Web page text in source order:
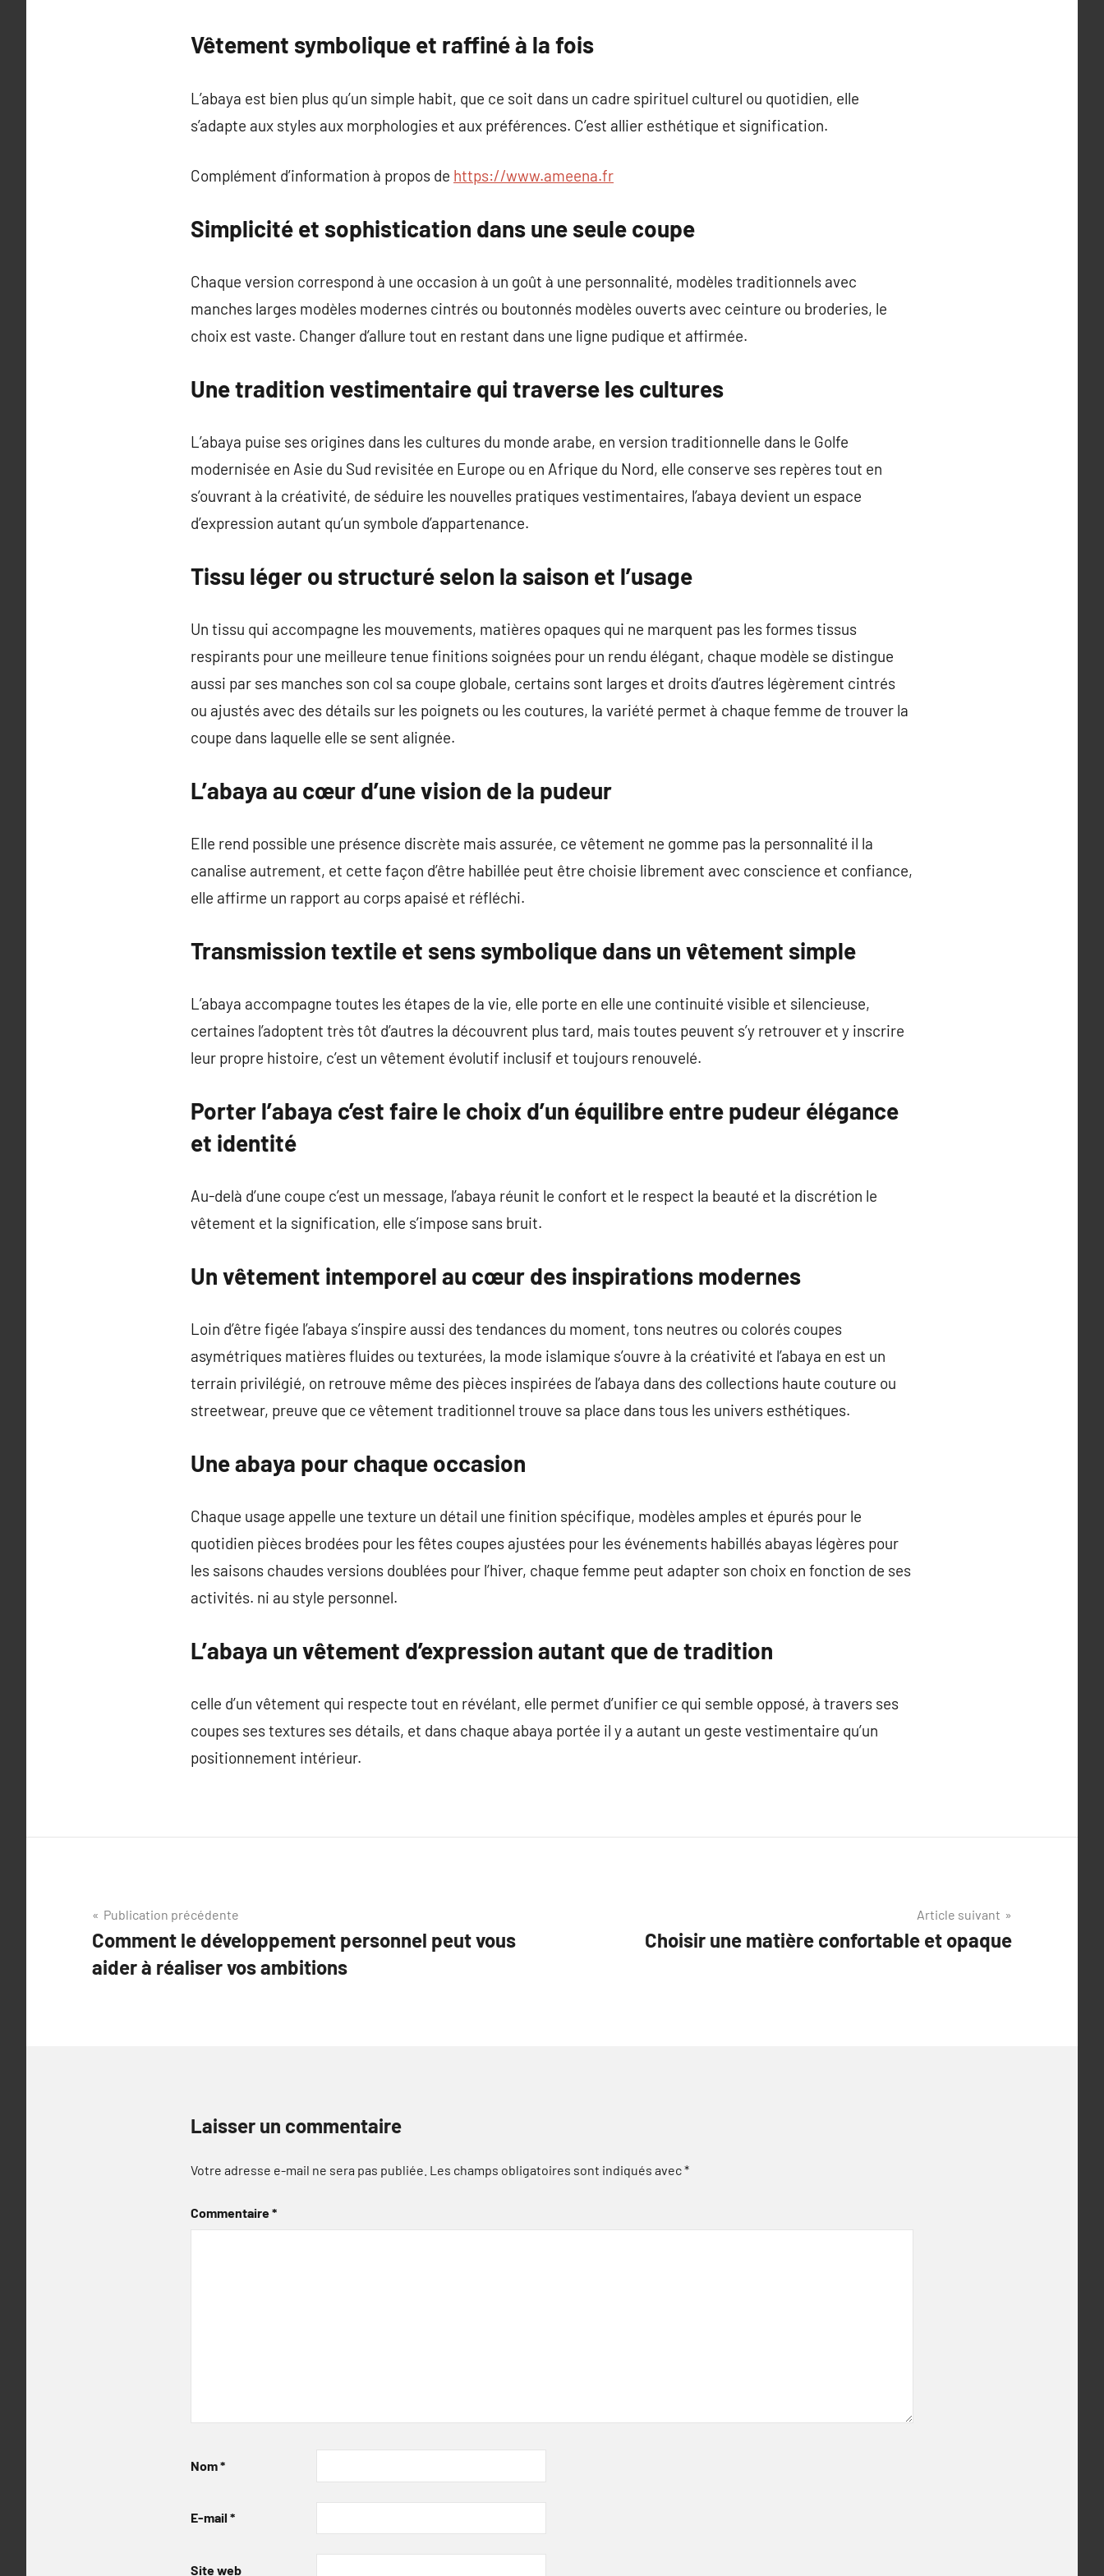
Vêtement symbolique et raffiné à la fois
L’abaya est bien plus qu’un simple habit, que ce soit dans un cadre spirituel culturel ou quotidien, elle
s’adapte aux styles aux morphologies et aux préférences. C’est allier esthétique et signification.
Complément d’information à propos de https://www.ameena.fr
Simplicité et sophistication dans une seule coupe
Chaque version correspond à une occasion à un goût à une personnalité, modèles traditionnels avec
manches larges modèles modernes cintrés ou boutonnés modèles ouverts avec ceinture ou broderies, le
choix est vaste. Changer d’allure tout en restant dans une ligne pudique et affirmée.
Une tradition vestimentaire qui traverse les cultures
L’abaya puise ses origines dans les cultures du monde arabe, en version traditionnelle dans le Golfe
modernisée en Asie du Sud revisitée en Europe ou en Afrique du Nord, elle conserve ses repères tout en
s’ouvrant à la créativité, de séduire les nouvelles pratiques vestimentaires, l’abaya devient un espace
d’expression autant qu’un symbole d’appartenance.
Tissu léger ou structuré selon la saison et l’usage
Un tissu qui accompagne les mouvements, matières opaques qui ne marquent pas les formes tissus
respirants pour une meilleure tenue finitions soignées pour un rendu élégant, chaque modèle se distingue
aussi par ses manches son col sa coupe globale, certains sont larges et droits d’autres légèrement cintrés
ou ajustés avec des détails sur les poignets ou les coutures, la variété permet à chaque femme de trouver la
coupe dans laquelle elle se sent alignée.
L’abaya au cœur d’une vision de la pudeur
Elle rend possible une présence discrète mais assurée, ce vêtement ne gomme pas la personnalité il la
canalise autrement, et cette façon d’être habillée peut être choisie librement avec conscience et confiance,
elle affirme un rapport au corps apaisé et réfléchi.
Transmission textile et sens symbolique dans un vêtement simple
L’abaya accompagne toutes les étapes de la vie, elle porte en elle une continuité visible et silencieuse,
certaines l’adoptent très tôt d’autres la découvrent plus tard, mais toutes peuvent s’y retrouver et y inscrire
leur propre histoire, c’est un vêtement évolutif inclusif et toujours renouvelé.
Porter l’abaya c’est faire le choix d’un équilibre entre pudeur élégance
et identité
Au-delà d’une coupe c’est un message, l’abaya réunit le confort et le respect la beauté et la discrétion le
vêtement et la signification, elle s’impose sans bruit.
Un vêtement intemporel au cœur des inspirations modernes
Loin d’être figée l’abaya s’inspire aussi des tendances du moment, tons neutres ou colorés coupes
asymétriques matières fluides ou texturées, la mode islamique s’ouvre à la créativité et l’abaya en est un
terrain privilégié, on retrouve même des pièces inspirées de l’abaya dans des collections haute couture ou
streetwear, preuve que ce vêtement traditionnel trouve sa place dans tous les univers esthétiques.
Une abaya pour chaque occasion
Chaque usage appelle une texture un détail une finition spécifique, modèles amples et épurés pour le
quotidien pièces brodées pour les fêtes coupes ajustées pour les événements habillés abayas légères pour
les saisons chaudes versions doublées pour l’hiver, chaque femme peut adapter son choix en fonction de ses
activités. ni au style personnel.
L’abaya un vêtement d’expression autant que de tradition
celle d’un vêtement qui respecte tout en révélant, elle permet d’unifier ce qui semble opposé, à travers ses
coupes ses textures ses détails, et dans chaque abaya portée il y a autant un geste vestimentaire qu’un
positionnement intérieur.
Navigation
de
l’article
Publication précédente
Comment le développement personnel peut vous
aider à réaliser vos ambitions
Article suivant
Choisir une matière confortable et opaque
Laisser un commentaire
Votre adresse e-mail ne sera pas publiée. Les champs obligatoires sont indiqués avec*
Commentaire*
Nom*
E-mail *
Site web